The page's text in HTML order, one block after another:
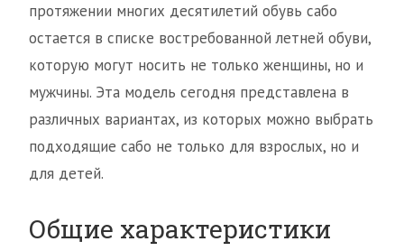
протяжении многих десятилетий обувь сабо
остается в списке востребованной летней обуви,
которую могут носить не только женщины, но и
мужчины. Эта модель сегодня представлена в
различных вариантах, из которых можно выбрать
подходящие сабо не только для взрослых, но и
для детей.
Общие характеристики